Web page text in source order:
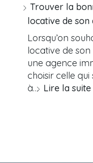
Trouver la
locative de
Lorsqu’on
locative de
une agence
choisir celle
à… Lire la suite